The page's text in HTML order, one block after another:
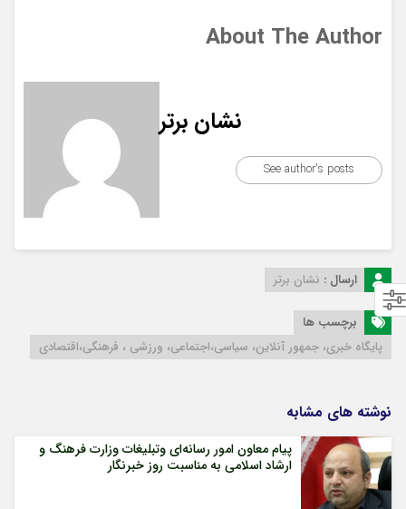
About The Author
نشان برتر
See author's posts
ارسال : نشان برتر
برچسب ها
پایگاه خبری، جمهور آنلاین، سیاسی،اجتماعی، ورزشی ، فرهنگی،اقتصادی
نوشته های مشابه
پیام معاون امور رسانه‌ای وتبلیغات وزارت فرهنگ و
ارشاد اسلامی به مناسبت روز خبرنگار